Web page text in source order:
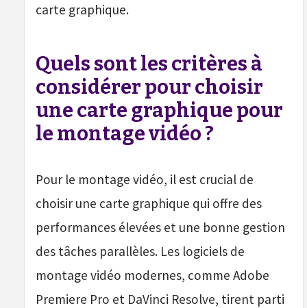
carte graphique.
Quels sont les critères à
considérer pour choisir
une carte graphique pour
le montage vidéo ?
Pour le montage vidéo, il est crucial de
choisir une carte graphique qui offre des
performances élevées et une bonne gestion
des tâches parallèles. Les logiciels de
montage vidéo modernes, comme Adobe
Premiere Pro et DaVinci Resolve, tirent parti